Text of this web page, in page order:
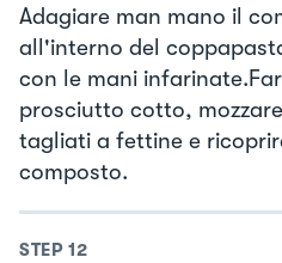
Adagiare man mano il
all'interno del
con le mani
prosciutto cotto,
tagliati a fettine e
composto.
STEP 12